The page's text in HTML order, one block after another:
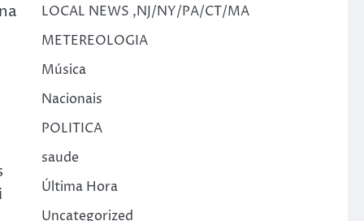
LOCAL NEWS ,NJ/NY/PA/CT/MA
METEREOLOGIA
Música
Nacionais
POLITICA
saude
Última Hora
Uncategorized